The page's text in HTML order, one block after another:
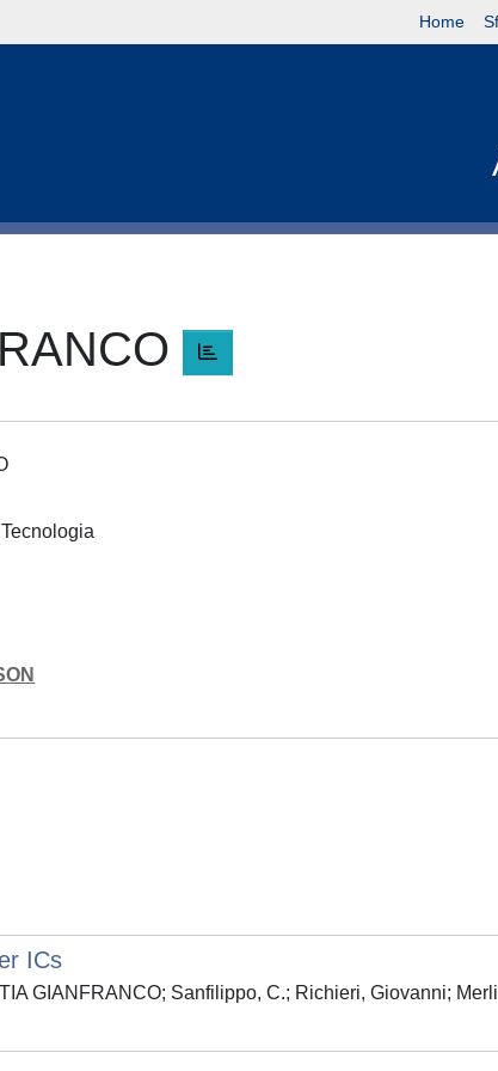
Home
ICs
GIANFRANCO; Sanfilippo, C.; Richieri, Giovanni;